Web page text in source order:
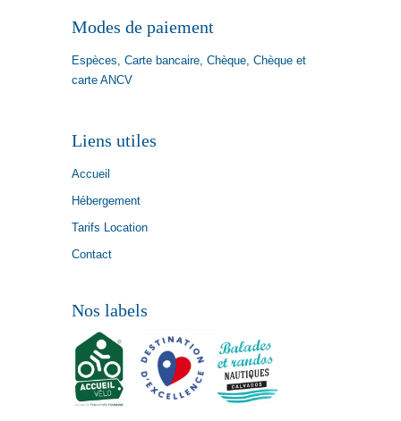
Modes de paiement
Espèces, Carte bancaire, Chèque, Chèque et
carte ANCV
Liens utiles
Accueil
Hébergement
Tarifs Location
Contact
Nos labels